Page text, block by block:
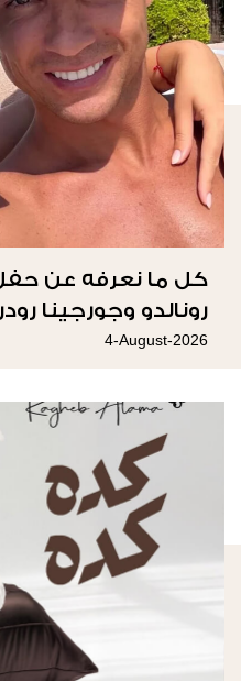
كل ما نعرفه عن
رونالدو وجورجينا
4-August-2026